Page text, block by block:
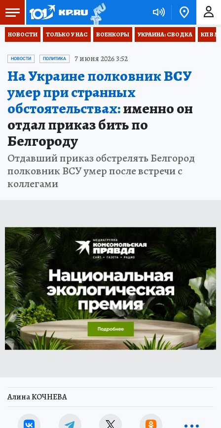
НОВОСТИ ТОЛЬКО У НАС ВОЕНКОРЫ УКРАИНА: СВОДКА КП В
НОВОСТИ ПОЛИТИКА 7 июня 2026 3:52
На Украине полковник ВСУ
умер при странных
обстоятельствах:именно он
отдал приказ бить по
Белгороду
Отдавший приказ обстрелять Белгород
полковник ВСУ умер после встречи с
коллегами
Алина КОЧНЕВА